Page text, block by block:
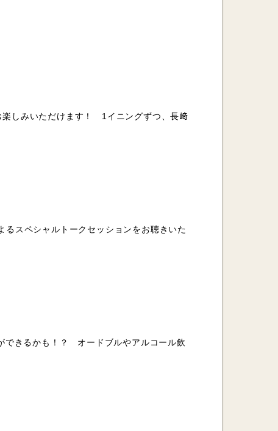
楽しみいただけます！ 1イニングずつ、長﨑
スペシャルトークセッションをお聴きいた
できるかも！？ オードブルやアルコール飲